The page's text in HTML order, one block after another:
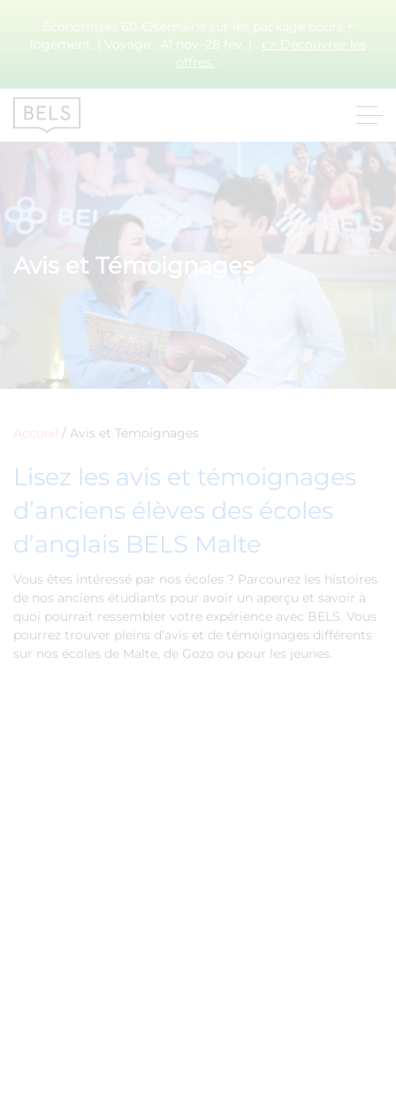
Économisez 60 €/semaine sur les package cours +
logement. | Voyage : A1 nov–28 fév. | . 👉 Découvrez les
offres.
Avis et Témoignages
Accueil / Avis et Témoignages
Lisez les avis et témoignages
d’anciens élèves des écoles
d’anglais BELS Malte
Vous êtes intéressé par nos écoles ? Parcourez les histoires
de nos anciens étudiants pour avoir un aperçu et savoir à
quoi pourrait ressembler votre expérience avec BELS. Vous
pourrez trouver pleins d’avis et de témoignages différents
sur nos écoles de Malte, de Gozo ou pour les jeunes.